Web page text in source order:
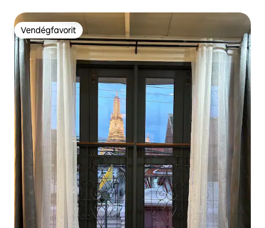
Vendégfavorit
Vendégfavorit